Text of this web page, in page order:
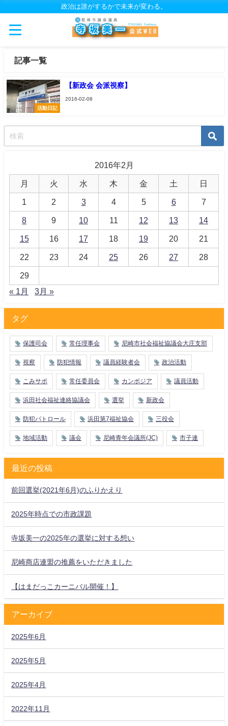
政治は誰がするかで未来が変わる。
記事一覧
活動日記
【新政会 会派視察】
2016-02-08
2016年2月
月 火 水 木 金 土 日
1 2 3 4 5 6 7
8 9 10 11 12 13 14
15 16 17 18 19 20 21
22 23 24 25 26 27 28
29
« 1月
3月 »
タグ
保護司会 常任理事会 尼崎市社会福祉協議会大庄支部
視察 防犯情報 議員経験者会 政治活動
こみサポ 常任委員会 カンボジア 議員活動
浜田社会福祉連絡協議会 選挙 新政会
防犯パトロール 浜田第7福祉協会 三役会
地域活動 議会 尼崎青年会議所(JC) 市子連
最近の投稿
前回選挙(2021年6月)のふりかえり
2025年時点での市政課題
寺坂美一の2025年の選挙に対する想い
尼崎商店連盟の推薦をいただきました
【はまだっこカーニバル開催！】
アーカイブ
2025年6月
2025年5月
2025年4月
2022年11月